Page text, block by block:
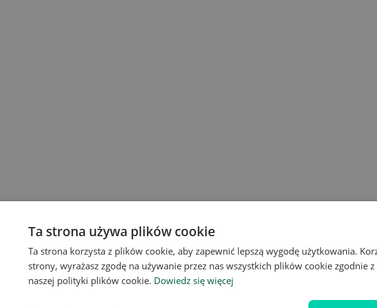
Ta strona używa plików cookie
Ta strona korzysta z plików cookie, aby zapewnić lepszą wygodę użytkowania.
strony, wyrażasz zgodę na używanie przez nas wszystkich plików cookie zgodnie
naszej polityki plików cookie. Dowiedz się więcej